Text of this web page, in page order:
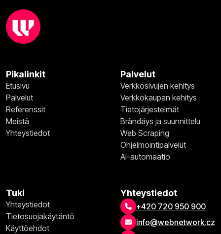
Pikalinkit
Etusivu
Palvelut
Referenssit
Meistä
Yhteystiedot
Palvelut
Verkkosivujen kehitys
Verkkokaupan kehitys
Tietojärjestelmät
Brändäys ja suunnittelu
Web Scraping
Ohjelmointipalvelut
AI-automaatio
Tuki
Yhteystiedot
Tietosuojakäytäntö
Käyttöehdot
Yhteystiedot
+420 720 950 900
info@webnetwork.cz